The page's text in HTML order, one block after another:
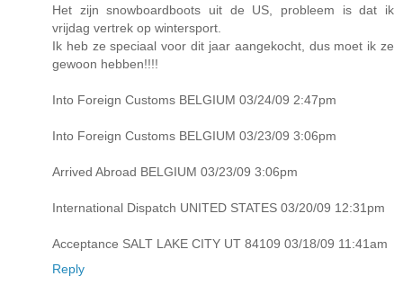
Het zijn snowboardboots uit de US, probleem is dat ik
vrijdag vertrek op wintersport.
Ik heb ze speciaal voor dit jaar aangekocht, dus moet ik ze
gewoon hebben!!!!
Into Foreign Customs BELGIUM 03/24/09 2:47pm
Into Foreign Customs BELGIUM 03/23/09 3:06pm
Arrived Abroad BELGIUM 03/23/09 3:06pm
International Dispatch UNITED STATES 03/20/09 12:31pm
Acceptance SALT LAKE CITY UT 84109 03/18/09 11:41am
Reply